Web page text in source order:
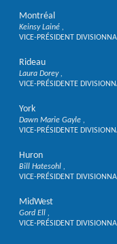
Montréal
Keinsy Lainé
VICE-PRÉSIDENT
Rideau
Laura Dorey
VICE-PRÉSIDENTE
York
Dawn Marie Gayle
VICE-PRÉSIDENTE
Huron
Bill Hatesohl
VICE-PRÉSIDENT
MidWest
Gord Ell
VICE-PRÉSIDENT